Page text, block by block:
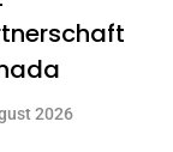
2026